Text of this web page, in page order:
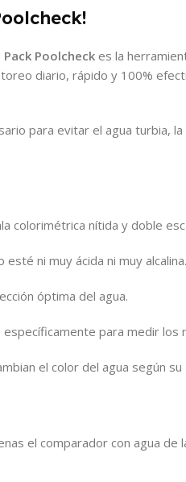
Pack Poolcheck es la
diario, rápido y 100%
para evitar el agua turbia,
colorimétrica nítida y doble
ni muy ácida ni muy alcalina.
óptima del agua.
para medir
el color del agua según
el comparador con agua